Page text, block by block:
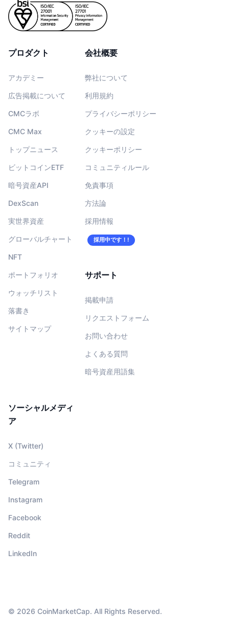
プロダクト
アカデミー
広告掲載について
CMCラボ
CMC Max
トップニュース
ビットコインETF
暗号資産API
DexScan
実世界資産
グローバルチャート
NFT
ポートフォリオ
ウォッチリスト
落書き
サイトマップ
会社概要
弊社について
利用規約
プライバシーポリシー
クッキーの設定
クッキーポリシー
コミュニティルール
免責事項
方法論
採用情報
採用中です！!
サポート
掲載申請
リクエストフォーム
お問い合わせ
よくある質問
暗号資産用語集
ソーシャルメディ
ア
X (Twitter)
コミュニティ
Telegram
Instagram
Facebook
Reddit
LinkedIn
© 2026 CoinMarketCap. All Rights Reserved.